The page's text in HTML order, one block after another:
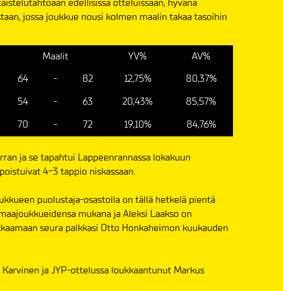
jossa joukkue nousi kolmen maalin takaa tasoihin
Maalit YV%
AV%
64 - 82 12,75%
80,37%
54 - 63 20,43%
85,57%
70 - 72 19,10% 84,76%
ja se tapahtui Lappeenrannassa lokakuun
4-3 tappio niskassaan.
puolustaja-osastolla on tällä hetkelä pientä
mukana ja Aleksi Laakso on
seura palkkasi Otto Honkaheimon kuukauden
ja JYP-ottelussa loukkaantunut Markus